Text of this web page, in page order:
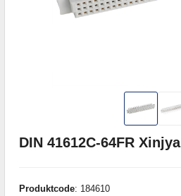
DIN 41612C-64FR Xinjya
Produktcode: 184610